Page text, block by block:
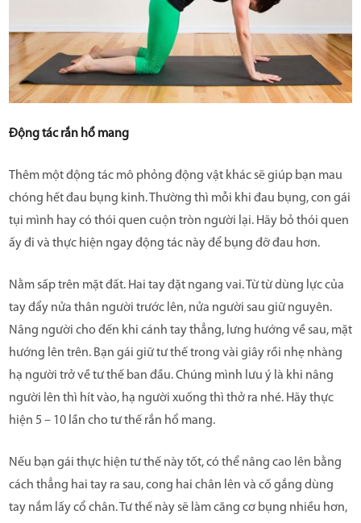
Động tác rắn hổ mang
Thêm một động tác mô phỏng động vật khác sẽ giúp bạn mau
chóng hết đau bụng kinh. Thường thì mỗi khi đau bụng, con gái
tụi mình hay có thói quen cuộn tròn người lại. Hãy bỏ thói quen
ấy đi và thực hiện ngay động tác này để bụng đỡ đau hơn.
Nằm sấp trên mặt đất. Hai tay đặt ngang vai. Từ từ dùng lực của
tay đẩy nửa thân người trước lên, nửa người sau giữ nguyên.
Nâng người cho đến khi cánh tay thẳng, lưng hướng về sau, mặt
hướng lên trên. Bạn gái giữ tư thế trong vài giây rồi nhẹ nhàng
hạ người trở về tư thế ban đầu. Chúng mình lưu ý là khi nâng
người lên thì hít vào, hạ người xuống thì thở ra nhé. Hãy thực
hiện 5 – 10 lần cho tư thế rắn hổ mang.
Nếu bạn gái thực hiện tư thế này tốt, có thể nâng cao lên bằng
cách thẳng hai tay ra sau, cong hai chân lên và cố gắng dùng
tay nắm lấy cổ chân. Tư thế này sẽ làm căng cơ bụng nhiều hơn,